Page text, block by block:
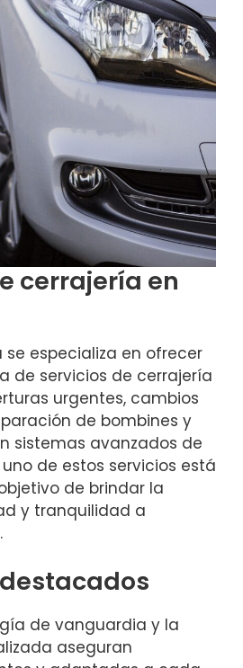
cerrajería en
se especializa en ofrecer
de servicios de cerrajería
urgentes, cambios
de bombines y
sistemas avanzados de
de estos servicios está
de brindar la
y tranquilidad a
de vanguardia y la
aseguran